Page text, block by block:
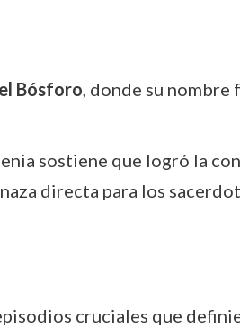
Bósforo, donde su
sostiene que logró la
directa para los
cruciales que